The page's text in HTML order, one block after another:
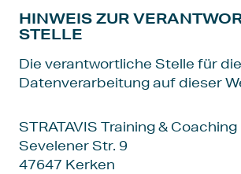
HINWEIS ZUR
STELLE
Die verantwortliche Stelle für die
Datenverarbeitung auf dieser
STRATAVIS Training &
Sevelener Str. 9
47647 Kerken